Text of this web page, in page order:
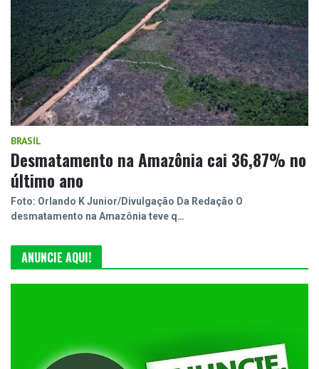
BRASIL
Desmatamento na Amazônia cai 36,87% no
último ano
Foto: Orlando K Junior/Divulgação Da Redação O
desmatamento na Amazônia teve q…
ANUNCIE AQUI!